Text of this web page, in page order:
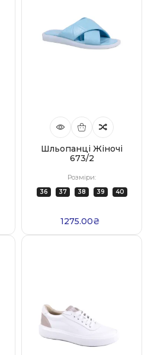
Шльопанці Жіночі
673/2
Розміри:
36 37 38 39 40
1275.00₴